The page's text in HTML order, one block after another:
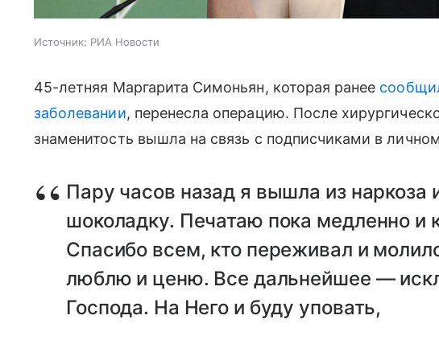
Источник: РИА Новости
45-летняя Маргарита Симоньян, которая ранее
заболевании, перенесла операцию. После
знаменитость вышла на связь с подписчиками в личном
Пару часов назад я вышла из наркоза
шоколадку. Печатаю пока медленно и
Спасибо всем, кто переживал и
люблю и ценю. Все дальнейшее —
Господа. На Него и буду уповать,